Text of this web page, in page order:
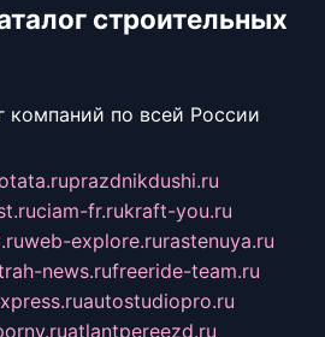
строительных
компаний по всей России
prazdnikdushi.ru
ciam-fr.rukraft-you.ru
web-explore.rurastenuya.ru
news.rufreeride-team.ru
autostudiopro.ru
atlantpereezd.ru